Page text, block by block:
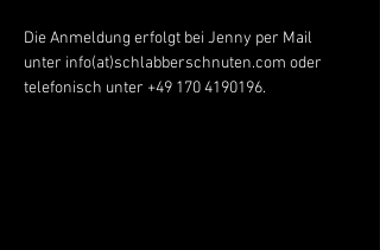
Die Anmeldung erfolgt bei Jenny per Mail
unter info(at)schlabberschnuten.com oder
telefonisch unter +49 170 4190196.